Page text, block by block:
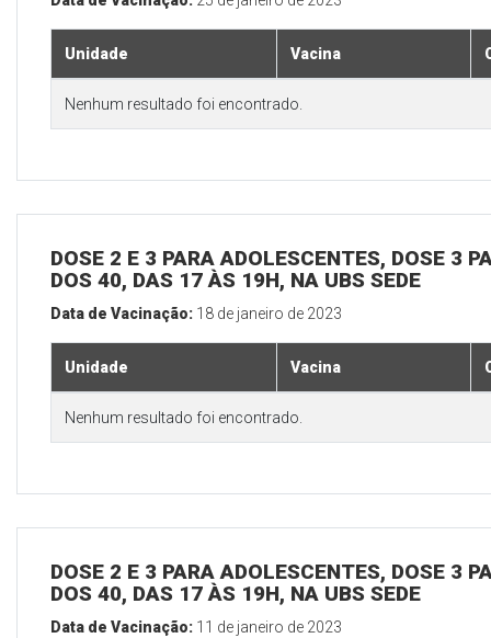
Unidade Vacina
Nenhum resultado foi encontrado.
DOSE 2 E 3 PARA ADOLESCENTES, DOSE 3
DOS 40, DAS 17 ÀS 19H, NA UBS SEDE
Data de Vacinação: 18 de janeiro de 2023
Unidade Vacina
Nenhum resultado foi encontrado.
DOSE 2 E 3 PARA ADOLESCENTES, DOSE 3
DOS 40, DAS 17 ÀS 19H, NA UBS SEDE
Data de Vacinação: 11 de janeiro de 2023